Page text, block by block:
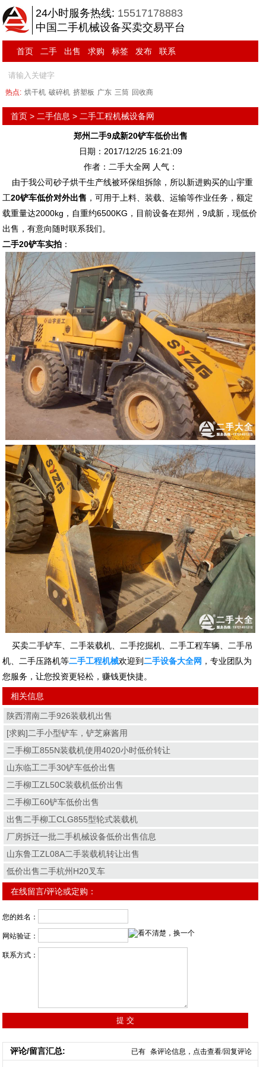
24小时服务热线: 15517178883
中国二手机械设备买卖交易平台
首页 二手 出售 求购 标签 发布 联系
热点: 烘干机 破碎机 挤塑板 广东 三筒 回收商
首页 > 二手信息 > 二手工程机械设备网
郑州二手9成新20铲车低价出售
日期：2017/12/25 16:21:09
作者：二手大全网 人气：
由于我公司砂子烘干生产线被环保组拆除，所以新进购买的山宇重
工20铲车低价对外出售 ，可用于上料、装载、运输等作业任务，额定
载重量达2000kg，自重约6500KG，目前设备在郑州，9成新，现低价
出售，有意向随时联系我们。
二手20铲车实拍 ：
买卖二手铲车、二手装载机、二手挖掘机、二手工程车辆、二手吊
机、二手压路机等二手工程机械欢迎到二手设备大全网 ，专业团队为
您服务，让您投资更轻松，赚钱更快捷。
相关信息
陕西渭南二手926装载机出售
[求购]二手小型铲车，铲芝麻酱用
二手柳工855N装载机使用4020小时低价转让
山东临工二手30铲车低价出售
二手柳工ZL50C装载机低价出售
二手柳工60铲车低价出售
出售二手柳工CLG855型轮式装载机
厂房拆迁一批二手机械设备低价出售信息
山东鲁工ZL08A二手装载机转让出售
低价出售二手杭州H20叉车
在线留言/评论或定购：
您的姓名：
网站验证：
联系方式：
评论/留言汇总: 已有 条评论信息，点击查看/回复评论